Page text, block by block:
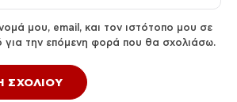
μου, email, και τον ιστότοπο μου σε
για την επόμενη φορά που θα σχολιάσω.